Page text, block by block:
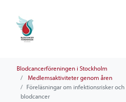
Blodcancerföreningen i Stockholm
Medlemsaktiviteter genom åren
Föreläsningar om infektionsrisker
blodcancer